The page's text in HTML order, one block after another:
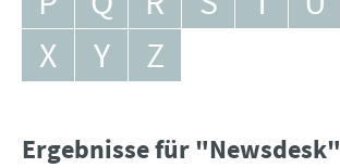
X
Y Z
Ergebnisse für "Newsdesk"